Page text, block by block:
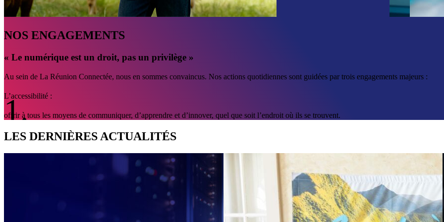
NOS ENGAGEMENTS
« Le numérique est un droit, pas un privilège »
Au sein de La Réunion Connectée, nous en sommes convaincus. Nos actions quotidiennes sont guidées par trois engagements majeurs :
L’accessibilité :
offrir à tous les moyens de communiquer, d’apprendre et d’innover, quel que soit l’endroit où ils se trouvent.
LES DERNIÈRES ACTUALITÉS